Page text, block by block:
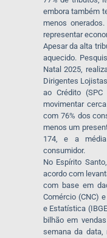
embora também
menos
representar
Apesar da alta
aquecido.
Natal 2025,
Dirigentes
ao Crédito
movimentar
com 76% dos
menos um
174, e a
consumidor.
No Espírito
acordo com
com base em
Comércio (CNC)
e Estatística
bilhão em
semana da data,